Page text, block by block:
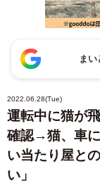
ま
2022.06.28(Tue)
運転中に猫が
確認→猫、車
い当たり屋と
い」